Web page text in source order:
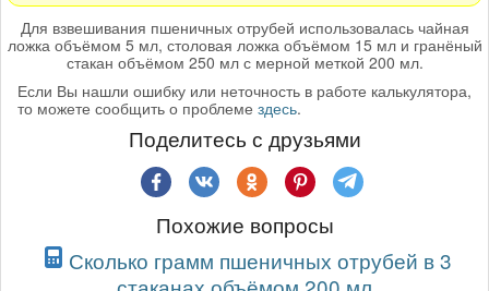
Для взвешивания пшеничных отрубей использовалась чайная
ложка объёмом 5 мл, столовая ложка объёмом 15 мл и гранёный
стакан объёмом 250 мл с мерной меткой 200 мл.
Если Вы нашли ошибку или неточность в работе калькулятора,
то можете сообщить о проблеме здесь.
Поделитесь с друзьями
Похожие вопросы
Сколько грамм пшеничных отрубей в 3